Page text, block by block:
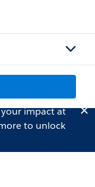
impact at
to unlock